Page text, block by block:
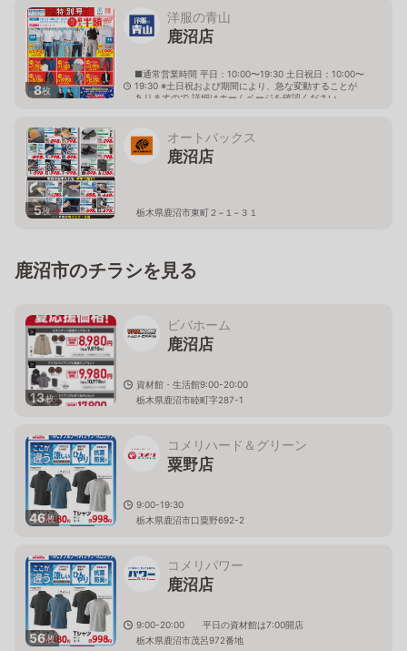
8枚
洋服の青山
鹿沼店
■通常営業時間 平日：10:00〜19:30 土日祝日：10:00〜
19:30 ※土日祝および期間により、急な変動することが
ありますので 詳細はホームページを確認ください
5枚
オートバックス
鹿沼店
栃木県鹿沼市東町２−１−３１
鹿沼市のチラシを見る
13枚
ビバホーム
鹿沼店
資材館・生活館9:00-20:00
栃木県鹿沼市睦町字287-1
46枚
コメリハード＆グリーン
粟野店
9:00-19:30
栃木県鹿沼市口粟野692-2
56枚
コメリパワー
鹿沼店
9:00-20:00 平日の資材館は7:00開店
栃木県鹿沼市茂呂972番地